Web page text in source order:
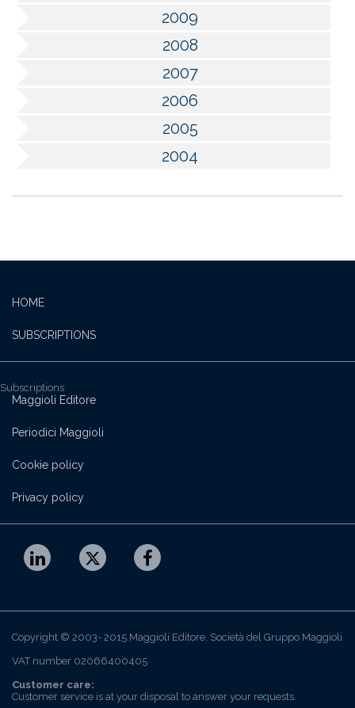
2009
2008
2007
2006
2005
2004
HOME
SUBSCRIPTIONS
Subscriptions
Maggioli Editore
Periodici Maggioli
Cookie policy
Privacy policy
Copyright © 2003- 2015 Maggioli Editore, Società del Gruppo Maggioli
VAT number 02066400405
Customer care:
Customer service is at your disposal to answer your requests.